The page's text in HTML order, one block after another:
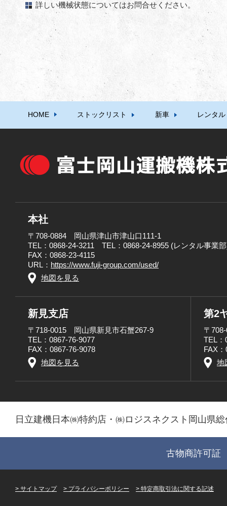
詳しい機械状態についてはお問合せください。
HOME ストックリスト 新車 レンタル
本社
〒708-0884 岡山県津山市津山口111-1
TEL：0868-24-3211 TEL：0868-24-8955 (レンタル事業
FAX：0868-23-4115
URL： https://www.fuji-group.com/used/
地図を見る
新見支店
〒718-0015 岡山県新見市石蟹267-9
TEL：0867-76-9077
FAX：0867-76-9078
地図を見る
第2
〒
TEL：
FAX
地
日立建機日本㈱特約店・㈱ロジスネクスト岡山県
古物商許可
サイトマップ プライバシーポリシー 特定商取引法に関する記述